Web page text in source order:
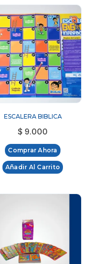
ESCALERA BIBLICA
$ 9.000
Comprar Ahora
Añadir Al Carrito